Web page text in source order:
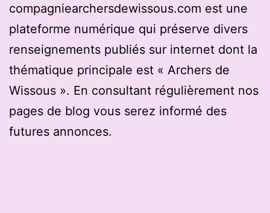
compagniearchersdewissous.com est une
plateforme numérique qui préserve divers
renseignements publiés sur internet dont la
thématique principale est « Archers de
Wissous ». En consultant régulièrement nos
pages de blog vous serez informé des
futures annonces.